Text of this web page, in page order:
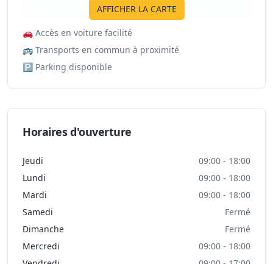
AFFICHER LA CARTE
🚗 Accès en voiture facilité
🚌 Transports en commun à proximité
🅿️ Parking disponible
Horaires d'ouverture
Jeudi
09:00 - 18:00
Lundi
09:00 - 18:00
Mardi
09:00 - 18:00
Samedi
Fermé
Dimanche
Fermé
Mercredi
09:00 - 18:00